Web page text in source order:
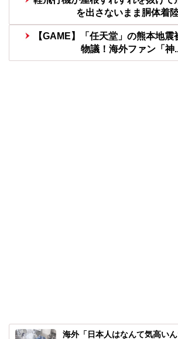
を出さないまま胴体着
【GAME】「任天堂」の熊本地
物議！海外ファン「神
海外「日本人はなんて気高い